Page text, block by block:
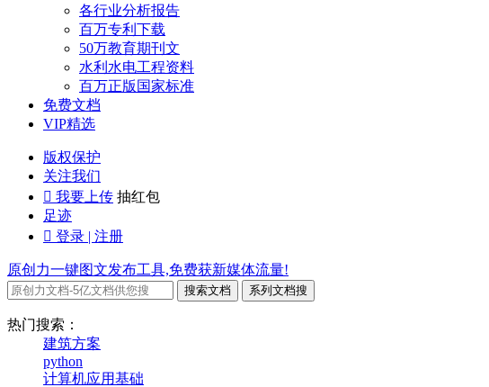
各行业分析报告
百万专利下载
50万教育期刊文
水利水电工程资料
百万正版国家标准
免费文档
VIP精选
版权保护
关注我们
 我要上传 抽红包
足迹
 登录 | 注册
原创力一键图文发布工具,免费获新媒体流量!
搜索文档 系列文档搜
热门搜索：
建筑方案
python
计算机应用基础